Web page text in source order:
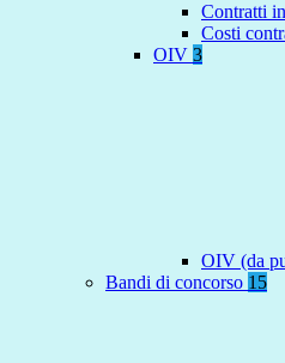
Contratti
Costi
OIV 3
OIV (da
Bandi di concorso 15